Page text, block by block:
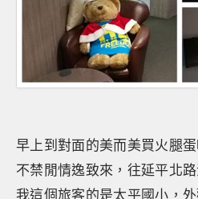
早上到對面的美而美買火腿
不禁閒情逸致來，往延平北
我這個旅客的是太平國小，